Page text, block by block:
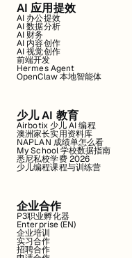
AI 应用提效
AI 办公提效
AI 数据分析
AI 财务
AI 内容创作
AI 视觉创作
前端开发
Hermes Agent
OpenClaw 本地智能体
少儿 AI 教育
Airbotix 少儿 AI 编程
澳洲家长实用资料库
NAPLAN 成绩单怎么看
My School 学校数据指南
悉尼私校学费 2026
少儿编程课程与训练营
企业合作
P3职业孵化器
Enterprise (EN)
企业培训
实习合作
招聘合作